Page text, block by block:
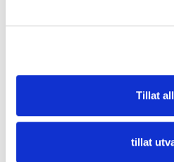
Tillat
tillat
Relevant
Arrangement Nyheter